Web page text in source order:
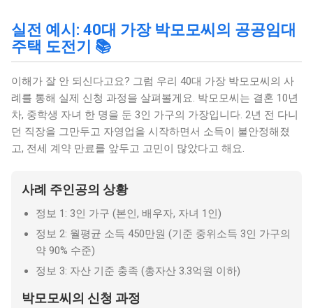
실전 예시: 40대 가장 박모모씨의 공공임대
주택 도전기 📚
이해가 잘 안 되신다고요? 그럼 우리 40대 가장 박모모씨의 사
례를 통해 실제 신청 과정을 살펴볼게요. 박모모씨는 결혼 10년
차, 중학생 자녀 한 명을 둔 3인 가구의 가장입니다. 2년 전 다니
던 직장을 그만두고 자영업을 시작하면서 소득이 불안정해졌
고, 전세 계약 만료를 앞두고 고민이 많았다고 해요.
사례 주인공의 상황
정보 1: 3인 가구 (본인, 배우자, 자녀 1인)
정보 2: 월평균 소득 450만원 (기준 중위소득 3인 가구의
약 90% 수준)
정보 3: 자산 기준 충족 (총자산 3.3억원 이하)
박모모씨의 신청 과정